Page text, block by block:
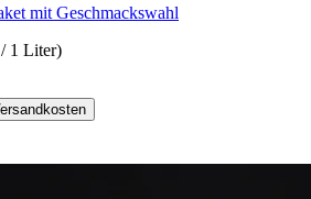
mit Geschmackswahl
1 Liter)